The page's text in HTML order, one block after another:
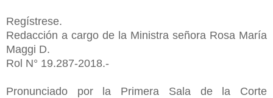
Regístrese.
Redacción a cargo de la Ministra señora Rosa María
Maggi D.
Rol N° 19.287-2018.-
Pronunciado por la Primera Sala de la Corte